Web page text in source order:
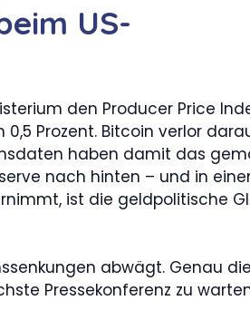
US-
den Producer Price
Prozent. Bitcoin verlor
haben damit das
nach hinten – und in
ist die geldpolitische
abwägt. Genau
Pressekonferenz zu